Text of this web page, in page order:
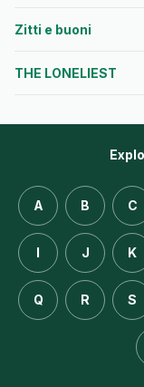
Zitti e buoni
THE LONELIEST
A B C
I J K
Q R S